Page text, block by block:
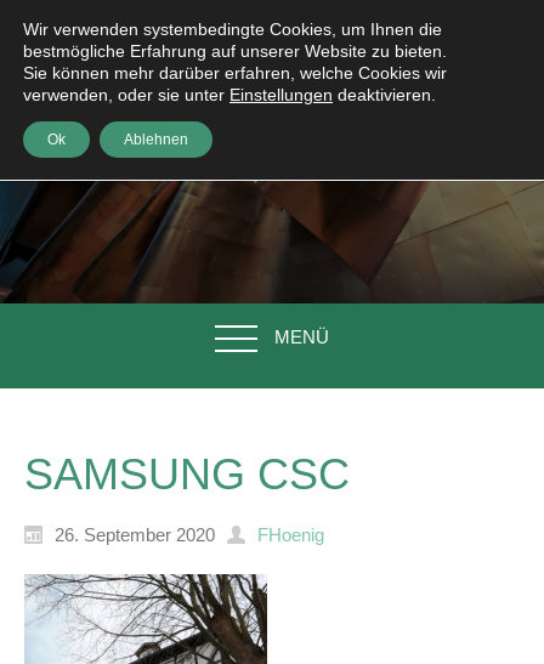
MENÜ
SAMSUNG CSC
26. September 2020 FHoenig
Wir verwenden systembedingte Cookies, um Ihnen die
bestmögliche Erfahrung auf unserer Website zu bieten.
Sie können mehr darüber erfahren, welche Cookies wir
verwenden, oder sie unter Einstellungen deaktivieren.
Ok Ablehnen